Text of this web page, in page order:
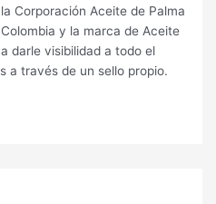
Corporación Aceite de Palma
y la marca de Aceite
darle visibilidad a todo el
a través de un sello propio.